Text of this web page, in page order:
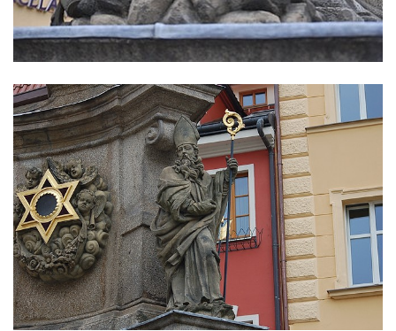
Sloup Panny Marie v Mostě
Sloup se sochou Anny Samotřetí v Mostě
Chomutova
Sloup se sochou Krista v České Lípě
Sloup Nejsvětější trojice náměstí Tomáše
Garrigue Masaryka v České Lípě
Sloup Nejsvětější trojice v Teplicích
Sloup Panny Marie ve Vysokém nad
Jizerou
Sloup svatého Jakuba Většího u Jelení
skály
Sloup Panny Marie s Ježíškem